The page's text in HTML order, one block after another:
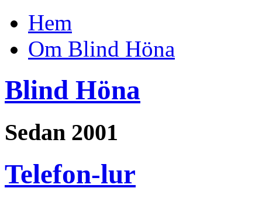
Hem
Om Blind Höna
Blind Höna
Sedan 2001
Telefon-lur